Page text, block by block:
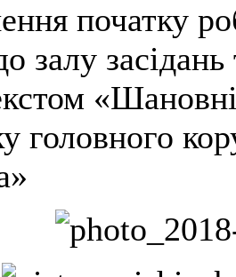
початку
залу
головного